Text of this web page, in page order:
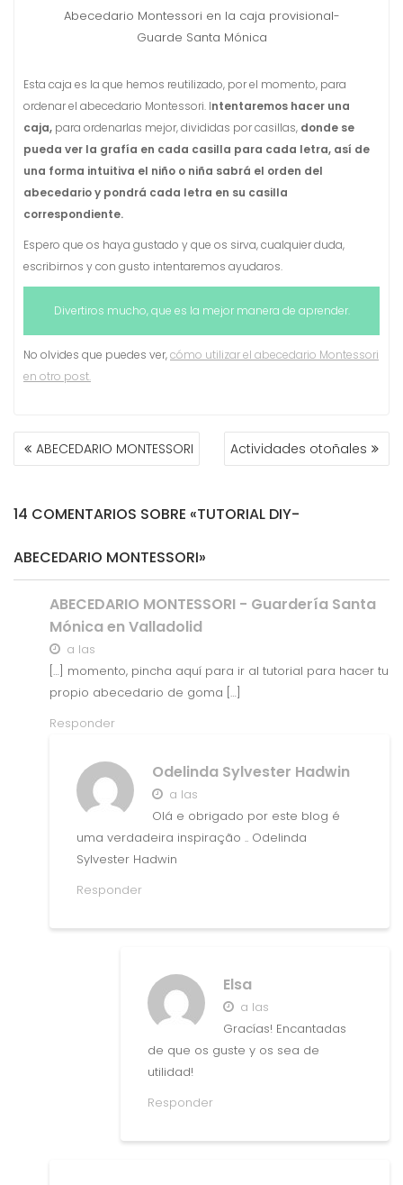
Abecedario Montessori en la caja provisional-
Guarde Santa Mónica
Esta caja es la que hemos reutilizado, por el momento, para
ordenar el abecedario Montessori. Intentaremos hacer una
caja, para ordenarlas mejor, divididas por casillas, donde se
pueda ver la grafía en cada casilla para cada letra, así de
una forma intuitiva el niño o niña sabrá el orden del
abecedario y pondrá cada letra en su casilla
correspondiente.
Espero que os haya gustado y que os sirva, cualquier duda,
escribirnos y con gusto intentaremos ayudaros.
Divertiros mucho, que es la mejor manera de aprender.
No olvides que puedes ver,cómo utilizar el abecedario Montessori
en otro post.
NAVEGACIÓN
DEABECEDARIO MONTESSORI Actividades otoñales
14 COMENTARIOS SOBRE «TUTORIAL DIY-
ABECEDARIO MONTESSORI»
ABECEDARIO MONTESSORI - Guardería Santa
Mónica en Valladolid
a las
[…] momento, pincha aquí para ir al tutorial para hacer tu
propio abecedario de goma […]
Responder
Odelinda Sylvester Hadwin
a las
Olá e obrigado por este blog é
uma verdadeira inspiração .. Odelinda
Sylvester Hadwin
Responder
Elsa
a las
Gracías! Encantadas
de que os guste y os sea de
utilidad!
Responder